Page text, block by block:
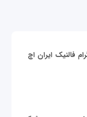
فالنیک ایران اچ